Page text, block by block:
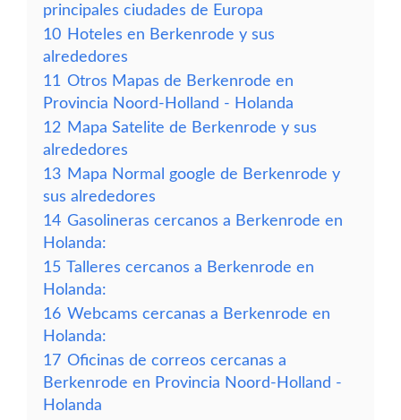
principales ciudades de Europa
10 Hoteles en Berkenrode y sus
alrededores
11 Otros Mapas de Berkenrode en
Provincia Noord-Holland - Holanda
12 Mapa Satelite de Berkenrode y sus
alrededores
13 Mapa Normal google de Berkenrode y
sus alrededores
14 Gasolineras cercanos a Berkenrode en
Holanda:
15 Talleres cercanos a Berkenrode en
Holanda:
16 Webcams cercanas a Berkenrode en
Holanda:
17 Oficinas de correos cercanas a
Berkenrode en Provincia Noord-Holland -
Holanda